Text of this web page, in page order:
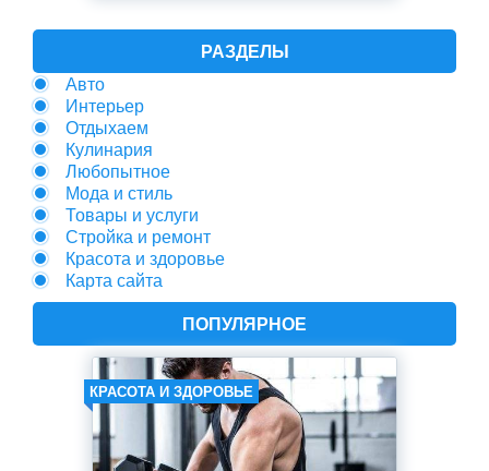
РАЗДЕЛЫ
Авто
Интерьер
Отдыхаем
Кулинария
Любопытное
Мода и стиль
Товары и услуги
Стройка и ремонт
Красота и здоровье
Карта сайта
ПОПУЛЯРНОЕ
КРАСОТА И ЗДОРОВЬЕ